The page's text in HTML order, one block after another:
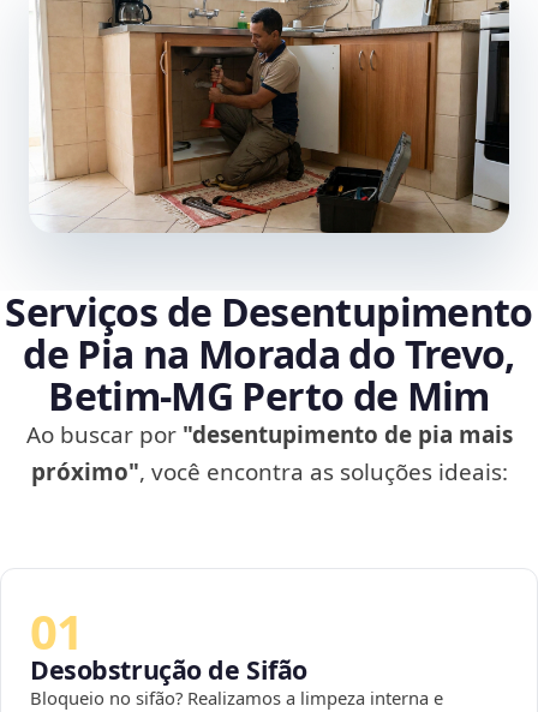
Serviços de Desentupimento
de Pia na Morada do Trevo,
Betim‑MG Perto de Mim
Ao buscar por "desentupimento de pia mais
próximo", você encontra as soluções ideais:
01
Desobstrução de Sifão
Bloqueio no sifão? Realizamos a limpeza interna e